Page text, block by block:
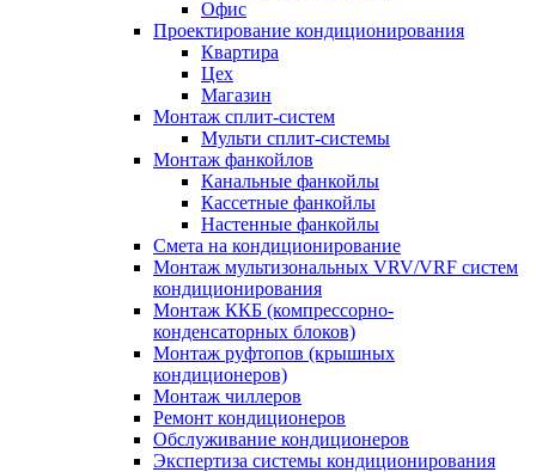
Офис
Проектирование кондиционирования
Квартира
Цех
Магазин
Монтаж сплит-систем
Мульти сплит-системы
Монтаж фанкойлов
Канальные фанкойлы
Кассетные фанкойлы
Настенные фанкойлы
Смета на кондиционирование
Монтаж мультизональных VRV/VRF систем
кондиционирования
Монтаж ККБ (компрессорно-
конденсаторных блоков)
Монтаж руфтопов (крышных
кондиционеров)
Монтаж чиллеров
Ремонт кондиционеров
Обслуживание кондиционеров
Экспертиза системы кондиционирования